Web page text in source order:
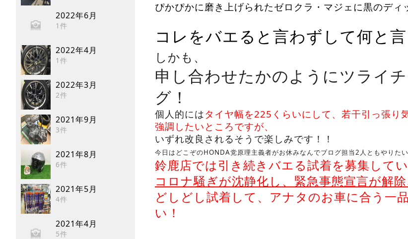
2022年6月
1件
2022年4月
1件
2022年3月
2件
2021年9月
3件
2021年8月
6件
2021年5月
4件
2021年4月
5件
ぴかぴかに磨き上げられたゼロクラ・マジェに黒のディ
コレをバエると言わずして何と言
しかも、
申し合わせたかのようにツライ
グ！
個人的にはタイヤ幅を225くらいにして、若干引っ張り
強調したいところですが、
いずれ改良されるそうで楽しみです！！
今日はどこぞのHONDA党原理主義者がお休みなんでブログ担当2人ともやりた
鈴鹿店では引き続きバエる試着を募集してい
コロナ騒ぎが沈静化し、緊急事態宣言が解除
どしどし試着して、アナタのお車に合う一
い！